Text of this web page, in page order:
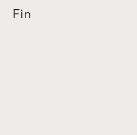
Fin